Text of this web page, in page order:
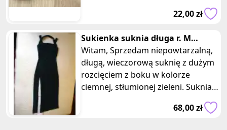
22,00 zł
Sukienka suknia długa r. M
karnawał studniówka wesele
uroczy
Witam, Sprzedam niepowtarzalną,
długą, wieczorową suknię z dużym
rozcięciem z boku w kolorze
ciemnej, stłumionej zieleni. Suknia
68,00 zł